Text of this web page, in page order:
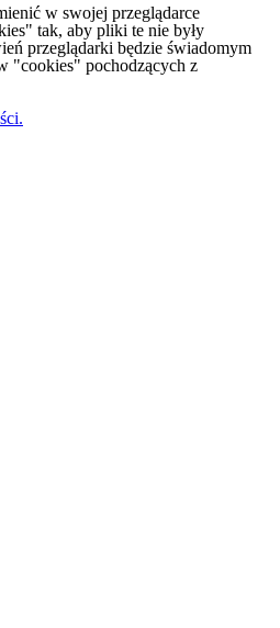
w swojej przeglądarce
tak, aby pliki te nie były
przeglądarki będzie świadomym
"cookies" pochodzących z